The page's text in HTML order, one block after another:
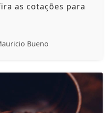
as cotações para
Bueno